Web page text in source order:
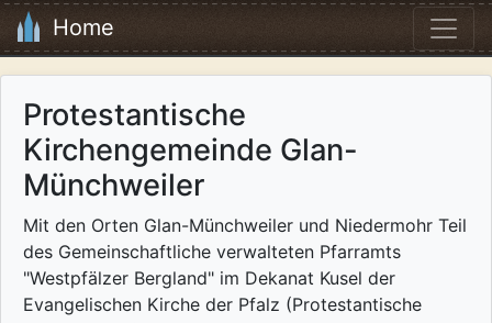
Home
Protestantische
Kirchengemeinde Glan-
Münchweiler
Mit den Orten Glan-Münchweiler und Niedermohr Teil
des Gemeinschaftliche verwalteten Pfarramts
"Westpfälzer Bergland" im Dekanat Kusel der
Evangelischen Kirche der Pfalz (Protestantische